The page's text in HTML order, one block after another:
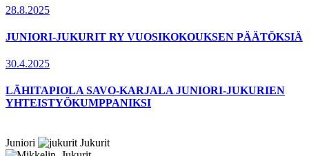
28.8.2025
JUNIORI-JUKURIT RY VUOSIKOKOUKSEN PÄÄTÖKSIÄ
30.4.2025
LÄHITAPIOLA SAVO-KARJALA JUNIORI-JUKURIEN
YHTEISTYÖKUMPPANIKSI
Juniori Jukurit